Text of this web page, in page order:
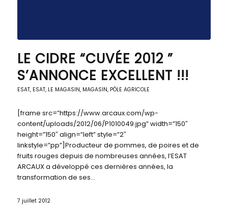
LE CIDRE “CUVÉE 2012 ”
S’ANNONCE EXCELLENT !!!
ESAT, ESAT, LE MAGASIN, MAGASIN, PÔLE AGRICOLE
[frame src=”https://www.arcaux.com/wp-
content/uploads/2012/06/P1010049.jpg” width=”150″
height=”150″ align=”left” style=”2″
linkstyle=”pp”]Producteur de pommes, de poires et de
fruits rouges depuis de nombreuses années, l’ESAT
ARCAUX a développé ces dernières années, la
transformation de ses…
7 juillet 2012